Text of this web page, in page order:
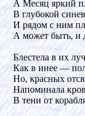
А Месяц яркий
В глубокой
И рядом с ним
А может быть, и
Блестела в их
Как в инее —
Но, красных
Напоминала
В тени от